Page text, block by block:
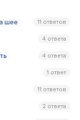
шее 11 ответов
4 ответа
4 ответа
1 ответ
11 ответов
2 ответа